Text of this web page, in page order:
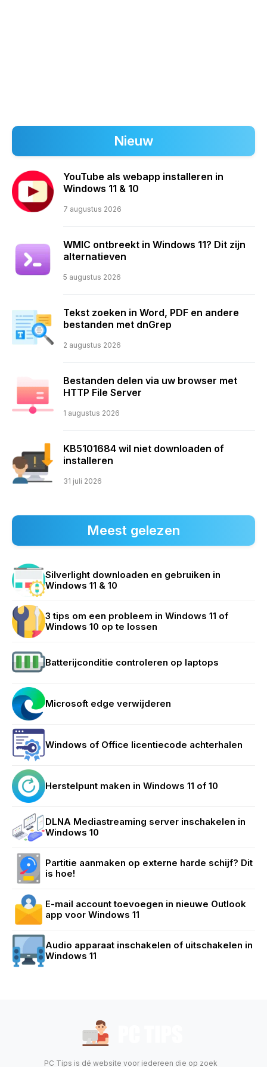
Nieuw
YouTube als webapp installeren in
Windows 11 & 10
7 augustus 2026
WMIC ontbreekt in Windows 11? Dit zijn
alternatieven
5 augustus 2026
Tekst zoeken in Word, PDF en andere
bestanden met dnGrep
2 augustus 2026
Bestanden delen via uw browser met
HTTP File Server
1 augustus 2026
KB5101684 wil niet downloaden of
installeren
31 juli 2026
Meest gelezen
Silverlight downloaden en gebruiken in
Windows 11 & 10
3 tips om een probleem in Windows 11 of
Windows 10 op te lossen
Batterijconditie controleren op laptops
Microsoft edge verwijderen
Windows of Office licentiecode achterhalen
Herstelpunt maken in Windows 11 of 10
DLNA Mediastreaming server inschakelen in
Windows 10
Partitie aanmaken op externe harde schijf? Dit
is hoe!
E-mail account toevoegen in nieuwe Outlook
app voor Windows 11
Audio apparaat inschakelen of uitschakelen in
Windows 11
PC Tips is dé website voor iedereen die op zoek